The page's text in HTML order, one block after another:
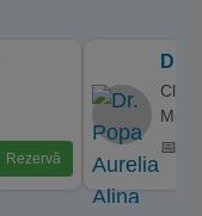
Rezervă
Dr.
📅